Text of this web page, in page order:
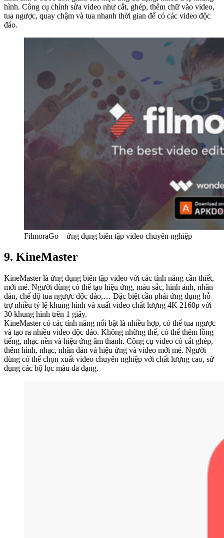
hình. Công cụ chỉnh sửa video như cắt, ghép, thêm chữ vào video,
tua ngược, quay chậm và tua nhanh thời gian để có các video độc
đáo.
FilmoraGo – ứng dụng biên tập video chuyên nghiệp
9. KineMaster
KineMaster là ứng dụng biên tập video với các tính năng cần thiết,
mới mẻ. Người dùng có thể tạo hiệu ứng, màu sắc, hình ảnh, nhãn
dán, chế độ tua ngược độc đáo,… Đặc biệt cần phải ứng dụng hỗ
trợ nhiều tỷ lệ khung hình và xuất video chất lượng 4K 2160p với
30 khung hình trên 1 giây.
KineMaster có các tính năng nổi bật là nhiều hợp, có thể tua ngược
và tạo ra nhiều video độc đáo. Không những thế, có thể thêm lồng
tiếng, nhạc nền và hiệu ứng âm thanh. Công cụ video có cắt ghép,
thêm hình, nhạc, nhãn dán và hiệu ứng và video mới mẻ. Người
dùng có thể chọn xuất video chuyên nghiệp với chất lượng cao, sử
dụng các bộ lọc màu đa dạng.